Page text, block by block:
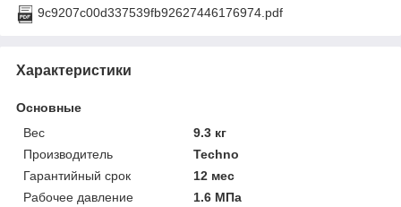
9c9207c00d337539fb92627446176974.pdf
Характеристики
Основные
Вес
9.3 кг
Производитель
Techno
Гарантийный срок
12 мес
Рабочее давление
1.6 МПа